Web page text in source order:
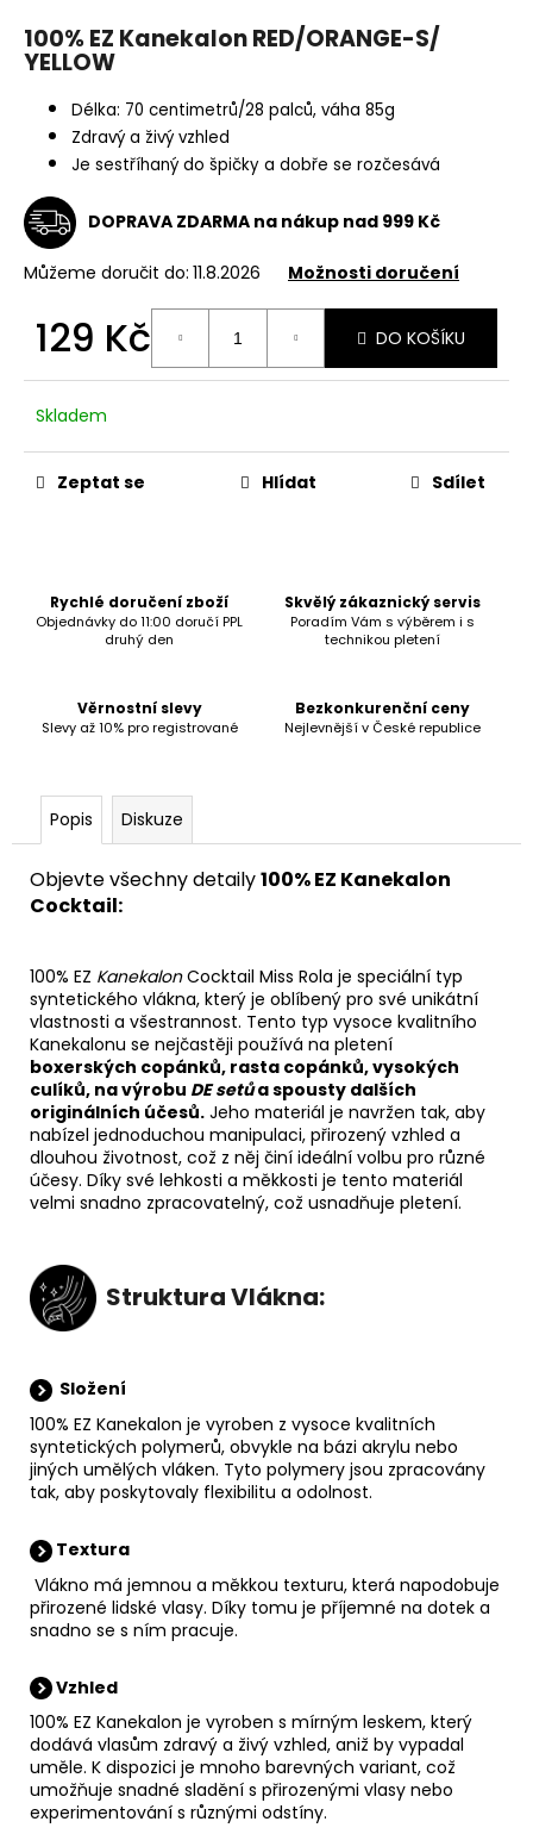
100% EZ Kanekalon RED/ORANGE-S/
YELLOW
Délka: 70 centimetrů/28 palců, váha 85g
Zdravý a živý vzhled
Je sestříhaný do špičky a dobře se rozčesává
DOPRAVA ZDARMA na nákup nad 999 Kč
Můžeme doručit do: 11.8.2026 Možnosti doručení
129 Kč DO KOŠÍKU
Skladem
Zeptat se Hlídat Sdílet
Rychlé doručení zboží
Objednávky do 11:00 doručí PPL
druhý den
Skvělý zákaznický servis
Poradím Vám s výběrem i s
technikou pletení
Věrnostní slevy
Slevy až 10% pro registrované
Bezkonkurenční ceny
Nejlevnější v České republice
Popis Diskuze
Objevte všechny detaily100% EZ Kanekalon
Cocktail:
100% EZ KanekalonCocktail Miss Rola je speciální typ
syntetického vlákna, který je oblíbený pro své unikátní
vlastnosti a všestrannost. Tento typ vysoce kvalitního
Kanekalonu se nejčastěji používá na pletení
boxerských copánků, rasta copánků, vysokých
culíků, na výrobu DE setůa spousty dalších
originálních účesů. Jeho materiál je navržen tak, aby
nabízel jednoduchou manipulaci, přirozený vzhled a
dlouhou životnost, což z něj činí ideální volbu pro různé
účesy. Díky své lehkosti a měkkosti je tento materiál
velmi snadno zpracovatelný, což usnadňuje pletení.
Struktura Vlákna:
Složení
100% EZ Kanekalon je vyroben z vysoce kvalitních
syntetických polymerů, obvykle na bázi akrylu nebo
jiných umělých vláken. Tyto polymery jsou zpracovány
tak, aby poskytovaly flexibilitu a odolnost.
Textura
Vlákno má jemnou a měkkou texturu, která napodobuje
přirozené lidské vlasy. Díky tomu je příjemné na dotek a
snadno se s ním pracuje.
Vzhled
100% EZ Kanekalon je vyroben s mírným leskem, který
dodává vlasům zdravý a živý vzhled, aniž by vypadal
uměle. K dispozici je mnoho barevných variant, což
umožňuje snadné sladění s přirozenými vlasy nebo
experimentování s různými odstíny.
a
j
HLEDAT
D
o
p
o
e